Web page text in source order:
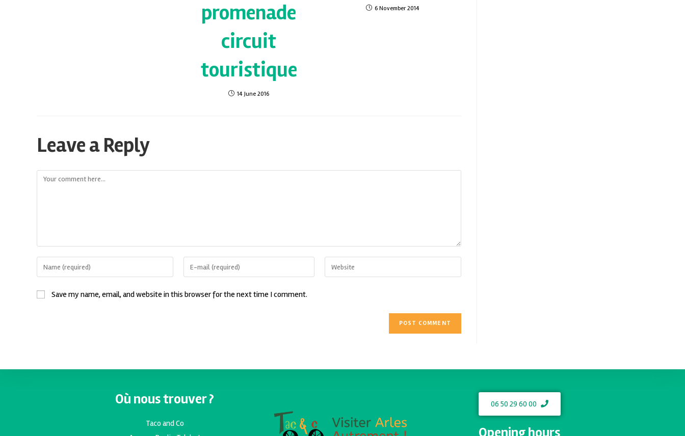
promenade
circuit
touristique
14 June 2016
6 November 2014
Leave a Reply
Save my name, email, and website in this browser for the next time I comment.
Où nous trouver ?
Taco and Co
06 50 29 60 00